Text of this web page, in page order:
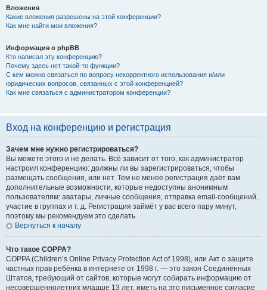
Вложения
Какие вложения разрешены на этой конференции?
Как мне найти мои вложения?
Информация о phpBB
Кто написал эту конференцию?
Почему здесь нет такой-то функции?
С кем можно связаться по вопросу некорректного использования и/или
юридических вопросов, связанных с этой конференцией?
Как мне связаться с администратором конференции?
Вход на конференцию и регистрация
Зачем мне нужно регистрироваться?
Вы можете этого и не делать. Всё зависит от того, как администратор
настроил конференцию: должны ли вы зарегистрироваться, чтобы
размещать сообщения, или нет. Тем не менее регистрация даёт вам
дополнительные возможности, которые недоступны анонимным
пользователям: аватары, личные сообщения, отправка email-сообщений,
участие в группах и т. д. Регистрация займёт у вас всего пару минут,
поэтому мы рекомендуем это сделать.
Вернуться к началу
Что такое COPPA?
COPPA (Children’s Online Privacy Protection Act of 1998), или Акт о защите
частных прав ребёнка в интернете от 1998 г. — это закон Соединённых
Штатов, требующий от сайтов, которые могут собирать информацию от
несовершеннолетних младше 13 лет, иметь на это письменное согласие